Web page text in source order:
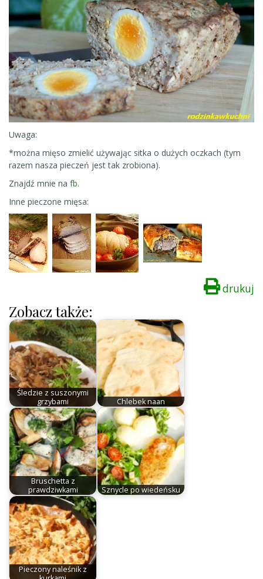
Uwaga:
*można mięso zmielić używając sitka o dużych oczkach (tym
razem nasza pieczeń jest tak zrobiona).
Znajdź mnie na fb.
Inne pieczone mięsa:
drukuj
Zobacz także:
Śledzie z suszonymi
grzybami
Chlebek naan
Bruschetta z
prawdziwkami
Sznycle po wiedeńsku
Pieczony naleśnik z